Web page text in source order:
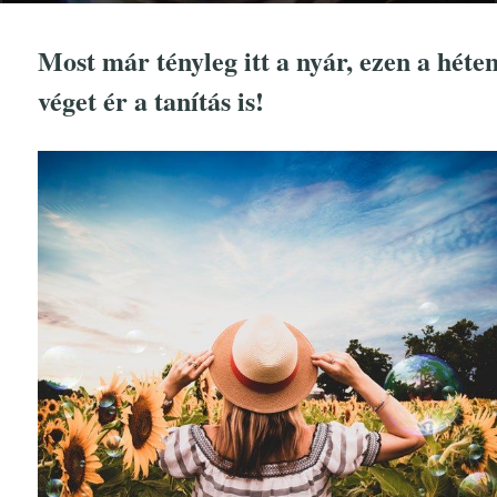
Most már tényleg itt a nyár, ezen a
véget ér a tanítás is!